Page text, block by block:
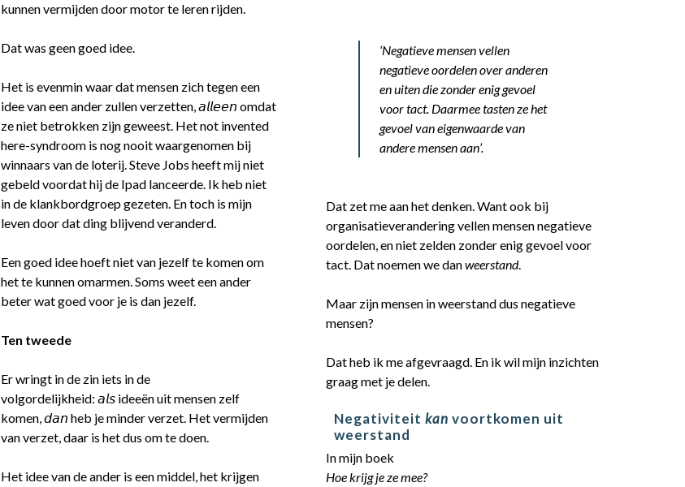
kunnen vermijden door motor te leren rijden.
Dat was geen goed idee.
Het is evenmin waar dat mensen zich tegen een
idee van een ander zullen verzetten, 𝘢𝘭𝘭𝘦𝘦𝘯 omdat
ze niet betrokken zijn geweest. Het not invented
here-syndroom is nog nooit waargenomen bij
winnaars van de loterij. Steve Jobs heeft mij niet
gebeld voordat hij de Ipad lanceerde. Ik heb niet
in de klankbordgroep gezeten. En toch is mijn
leven door dat ding blijvend veranderd.
Een goed idee hoeft niet van jezelf te komen om
het te kunnen omarmen. Soms weet een ander
beter wat goed voor je is dan jezelf.
Ten tweede
Er wringt in de zin iets in de
volgordelijkheid: 𝘢𝘭𝘴 ideeën uit mensen zelf
komen, 𝘥𝘢𝘯 heb je minder verzet. Het vermijden
van verzet, daar is het dus om te doen.
Het idee van de ander is een middel, het krijgen
‘Negatieve mensen vellen
negatieve oordelen over anderen
en uiten die zonder enig gevoel
voor tact. Daarmee tasten ze het
gevoel van eigenwaarde van
andere mensen aan’.
Dat zet me aan het denken. Want ook bij
organisatieverandering vellen mensen negatieve
oordelen, en niet zelden zonder enig gevoel voor
tact. Dat noemen we danweerstand.
Maar zijn mensen in weerstand dus negatieve
mensen?
Dat heb ik me afgevraagd. En ik wil mijn inzichten
graag met je delen.
Negativiteit kan voortkomen uit
weerstand
In mijn boek
Hoe krijg je ze mee?